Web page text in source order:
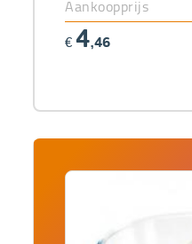
Aankoopprijs
€ 4,46